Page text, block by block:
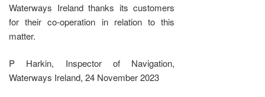
Waterways Ireland thanks its customers
for their co-operation in relation to this
matter.
P Harkin, Inspector of Navigation,
Waterways Ireland, 24 November 2023